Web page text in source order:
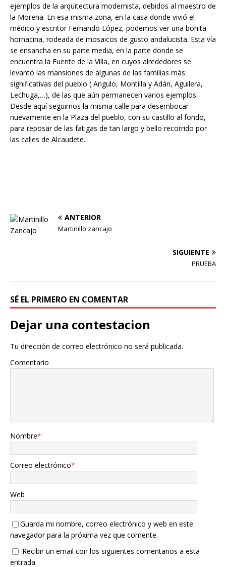
ejemplos de la arquitectura modernista, debidos al maestro de
la Morena. En esa misma zona, en la casa donde vivió el
médico y escritor Fernando López, podemos ver una bonita
hornacina, rodeada de mosaicos de gusto andalucista. Esta vía
se ensancha en su parte media, en la parte donde se
encuentra la Fuente de la Villa, en cuyos alrededores se
levantó las mansiones de algunas de las familias más
significativas del pueblo ( Angulo, Montilla y Adán, Aguilera,
Lechuga,…), de las que aún permanecen varios ejemplos.
Desde aquí seguimos la misma calle para desembocar
nuevamente en la Plaza del pueblo, con su castillo al fondo,
para reposar de las fatigas de tan largo y bello recorrido por
las calles de Alcaudete.
ANTERIOR
Martinillo zancajo
SIGUIENTE
PRUEBA
SÉ EL PRIMERO EN COMENTAR
Dejar una contestacion
Tu dirección de correo electrónico no será publicada.
Comentario
Nombre*
Correo electrónico*
Web
Guarda mi nombre, correo electrónico y web en este
navegador para la próxima vez que comente.
Recibir un email con los siguientes comentarios a esta
entrada.